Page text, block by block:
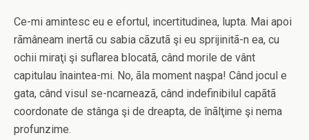
Ce-mi amintesc eu e efortul, incertitudinea, lupta. Mai apoi
rãmâneam inertã cu sabia cãzutã şi eu sprijinitã-n ea, cu
ochii miraţi şi suflarea blocatã, când morile de vânt
capitulau înaintea-mi. No, ãla moment naşpa! Când jocul e
gata, când visul se-ncarneazã, când indefinibilul capãtã
coordonate de stânga şi de dreapta, de înãlţime şi nema
profunzime.